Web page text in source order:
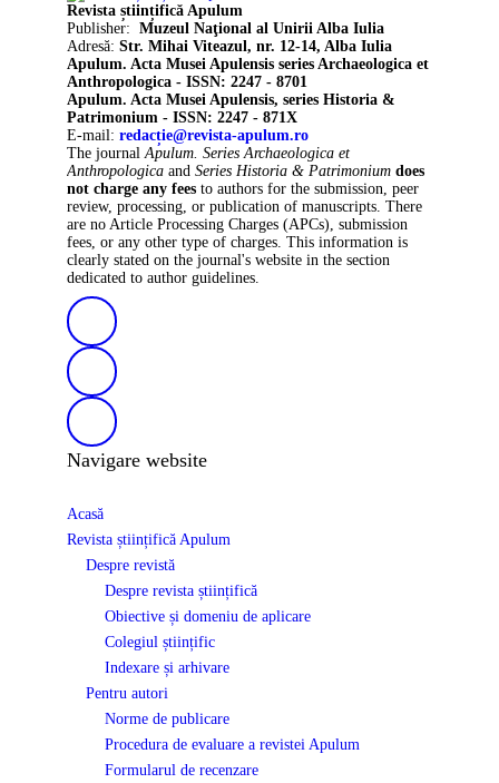
Revista științifică Apulum
Publisher: Muzeul Naţional al Unirii Alba Iulia
Adresă: Str. Mihai Viteazul, nr. 12-14, Alba Iulia
Apulum. Acta Musei Apulensis series Archaeologica et
Anthropologica - ISSN: 2247 - 8701
Apulum. Acta Musei Apulensis, series Historia &
Patrimonium - ISSN: 2247 - 871X
E-mail: redacție@revista-apulum.ro
The journal Apulum. Series Archaeologica et
Anthropologica and Series Historia & Patrimonium does
not charge any fees to authors for the submission, peer
review, processing, or publication of manuscripts. There
are no Article Processing Charges (APCs), submission
fees, or any other type of charges. This information is
clearly stated on the journal's website in the section
dedicated to author guidelines.
Navigare website
Acasă
Revista științifică Apulum
Despre revistă
Despre revista științifică
Obiective și domeniu de aplicare
Colegiul științific
Indexare și arhivare
Pentru autori
Norme de publicare
Procedura de evaluare a revistei Apulum
Formularul de recenzare